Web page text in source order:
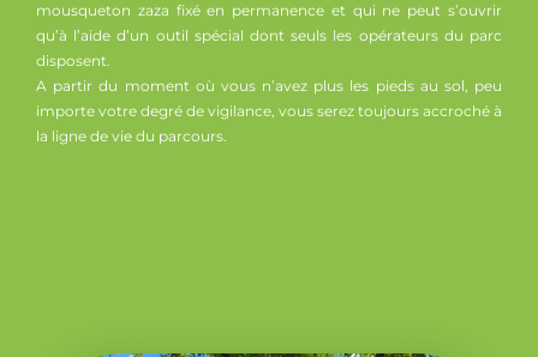
mousqueton zaza fixé en permanence et qui ne peut s’ouvrir
qu’à l’aide d’un outil spécial dont seuls les opérateurs du parc
disposent.
A partir du moment où vous n’avez plus les pieds au sol, peu
importe votre degré de vigilance, vous serez toujours accroché à
la ligne de vie du parcours.